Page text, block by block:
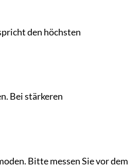
den höchsten
Bei stärkeren
Bitte messen Sie vor dem